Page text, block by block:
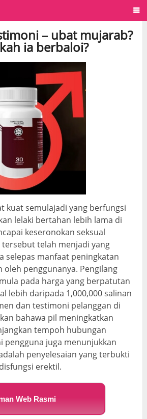
– ubat mujarab?
ia berbaloi?
kuat semulajadi yang berfungsi
lelaki bertahan lebih lama di
keseronokan seksual
telah menjadi yang
selepas manfaat peningkatan
oleh penggunanya. Pengilang
pada harga yang berpatutan
lebih daripada 1,000,000 salinan
dan testimoni pelanggan di
bahawa pil meningkatkan
tempoh hubungan
pengguna juga menunjukkan
penyelesaian yang terbukti
erektil.
Web Rasmi